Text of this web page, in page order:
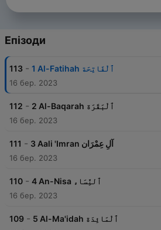
Епізоди
113 - 1 Al-Fatihah ٱلْفَاتِحَة
16 бер. 2023
112 - 2 Al-Baqarah ٱلْبَقَرَة
16 бер. 2023
111 - 3 Aali 'Imran آلِ عِمْرَان
16 бер. 2023
110 - 4 An-Nisa ٱلنِّسَاء
16 бер. 2023
109 - 5 Al-Ma'idah ٱلْمَائِدَة